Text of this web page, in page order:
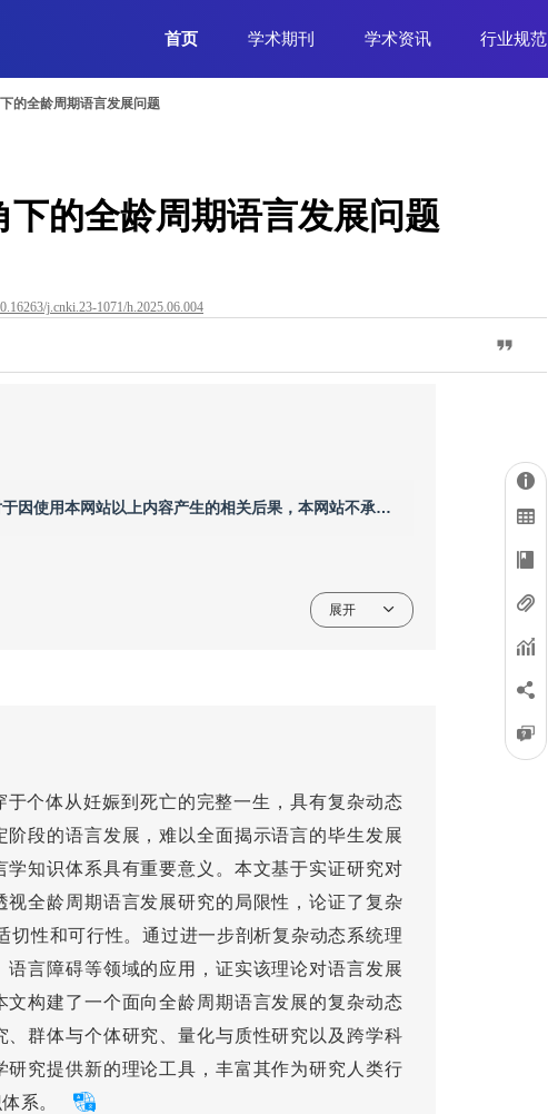
首页 学术期刊 学术资讯 行业规范
的全龄周期语言发展问题
的全龄周期语言发展问题
j.cnki.23-1071/h.2025.06.004
因使用本网站以上内容产生的相关后果，本网站不承担
展开
个体从妊娠到死亡的完整一生，具有复杂动态
段的语言发展，难以全面揭示语言的毕生发展
知识体系具有重要意义。本文基于实证研究对
全龄周期语言发展研究的局限性，论证了复杂
切性和可行性。通过进一步剖析复杂动态系统理
言障碍等领域的应用，证实该理论对语言发展
构建了一个面向全龄周期语言发展的复杂动态
群体与个体研究、量化与质性研究以及跨学科
究提供新的理论工具，丰富其作为研究人类行
系。